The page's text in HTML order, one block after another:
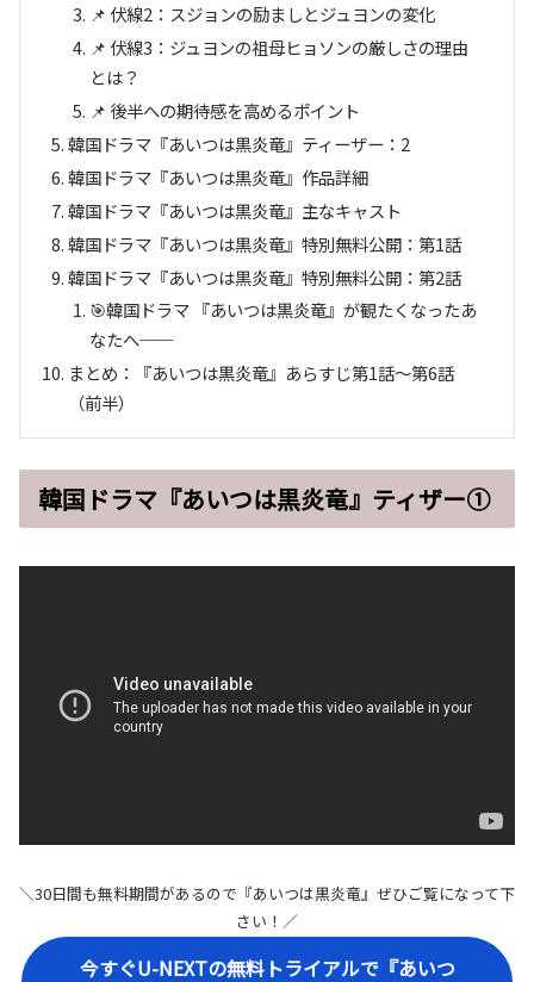
📌 伏線2：スジョンの励ましとジュヨンの変化
📌 伏線3：ジュヨンの祖母ヒョソンの厳しさの理由
とは？
📌 後半への期待感を高めるポイント
韓国ドラマ『あいつは黒炎竜』ティーザー：2
韓国ドラマ『あいつは黒炎竜』作品詳細
韓国ドラマ『あいつは黒炎竜』主なキャスト
韓国ドラマ『あいつは黒炎竜』特別無料公開：第1話
韓国ドラマ『あいつは黒炎竜』特別無料公開：第2話
🎯韓国ドラマ 『あいつは黒炎竜』が観たくなったあ
なたへ──
まとめ：『あいつは黒炎竜』あらすじ第1話～第6話
（前半）
韓国ドラマ『あいつは黒炎竜』ティザー①
＼30日間も無料期間があるので『あいつは黒炎竜』ぜひご覧になって下
さい！／
今すぐU-NEXTの無料トライアルで『あいつ